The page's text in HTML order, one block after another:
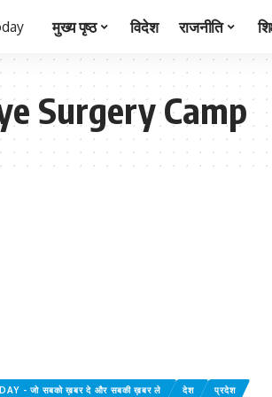
मुख्य पृष्ठ विदेश राजनीति
Surgery Camp
- जो सबको ख़बर दे और सबकी ख़बर ले देश प्रदेश